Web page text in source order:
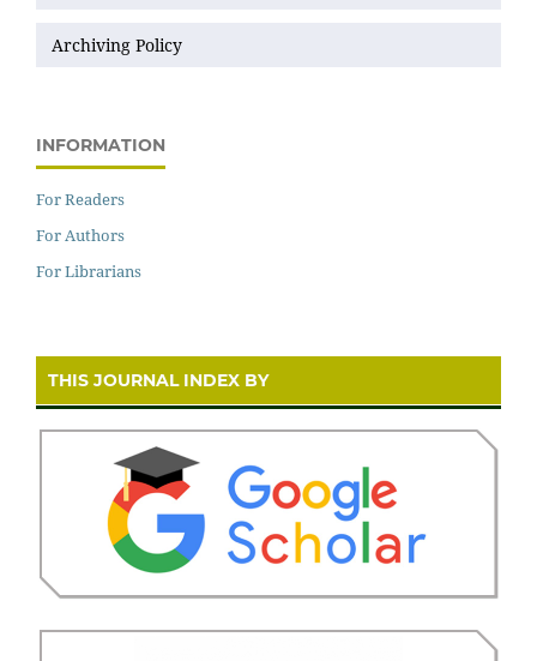
Archiving Policy
INFORMATION
For Readers
For Authors
For Librarians
THIS JOURNAL INDEX BY